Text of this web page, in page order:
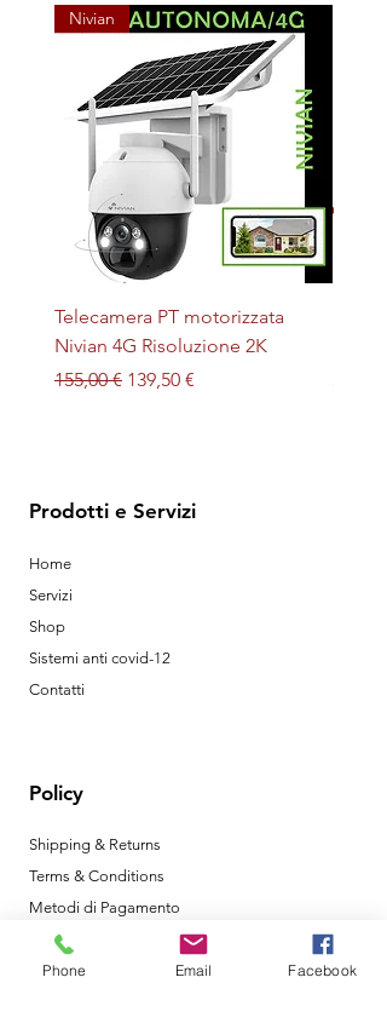
Nivian
Telecamera PT motorizzata
Nivian 4G Risoluzione 2K
Prezzo regolare
155,00 € Prezzo scontato
139,50 €
Prodotti e Servizi
Home
Servizi
Shop
Sistemi anti covid-12
Contatti
Policy
Shipping & Returns
Terms & Conditions
Metodi di Pagamento
Phone Email Facebook